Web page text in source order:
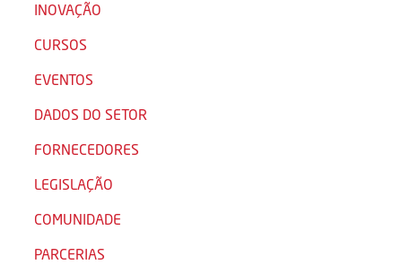
INOVAÇÃO
CURSOS
EVENTOS
DADOS DO SETOR
FORNECEDORES
LEGISLAÇÃO
COMUNIDADE
PARCERIAS